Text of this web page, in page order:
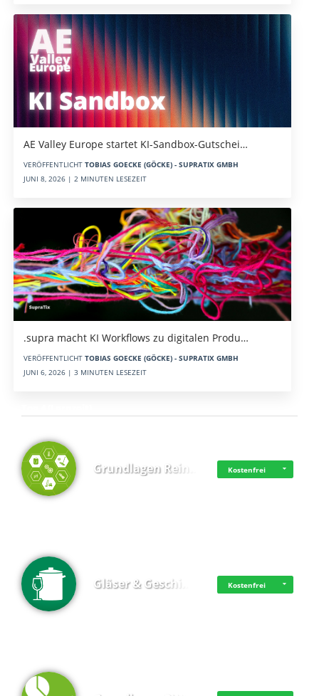
AE Valley Europe startet KI-Sandbox-Gutschei…
VERÖFFENTLICHT TOBIAS GOECKE (GÖCKE) - SUPRATIX GMBH
JUNI 8, 2026 | 2 MINUTEN LESEZEIT
.supra macht KI Workflows zu digitalen Produ…
VERÖFFENTLICHT TOBIAS GOECKE (GÖCKE) - SUPRATIX GMBH
JUNI 6, 2026 | 3 MINUTEN LESEZEIT
Grundlagen Rein… Kostenfrei
Gläser & Geschi… Kostenfrei